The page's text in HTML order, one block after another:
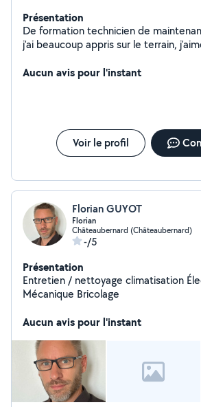
Présentation
De formation technicien de
j'ai beaucoup appris sur le terrain,
Aucun avis pour l'instant
Voir le profil
Florian GUYOT
Florian
Châteaubernard (Châteaubernard)
-/5
Présentation
Entretien / nettoyage climatisation
Mécanique Bricolage
Aucun avis pour l'instant